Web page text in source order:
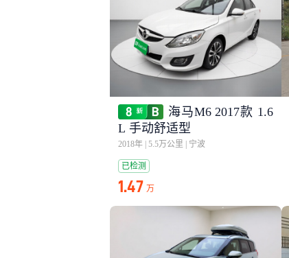
海马M6 2017款 1.6
L 手动舒适型
2018年 5.5万公里 宁波
已检测
1.47 万